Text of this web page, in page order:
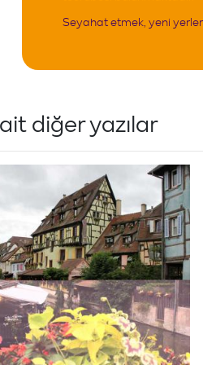
Seyahat etmek, yeni
diğer yazılar